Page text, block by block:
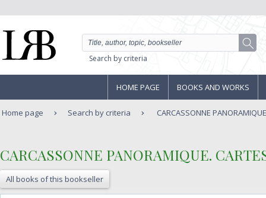
Search by criteria
HOME PAGE BOOKS AND WORKS
Home page Search by criteria CARCASSONNE
‎CARCASSONNE PANORAMIQUE.
All books of this bookseller